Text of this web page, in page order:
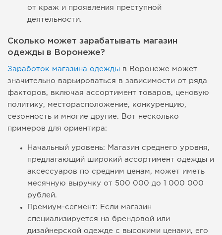
от краж и проявления преступной
деятельности.
Сколько может зарабатывать магазин
одежды в Воронеже?
Заработок магазина одежды в Воронеже может
значительно варьироваться в зависимости от ряда
факторов, включая ассортимент товаров, ценовую
политику, месторасположение, конкуренцию,
сезонность и многие другие. Вот несколько
примеров для ориентира:
Начальный уровень: Магазин среднего уровня,
предлагающий широкий ассортимент одежды и
аксессуаров по средним ценам, может иметь
месячную выручку от 500 000 до 1 000 000
рублей.
Премиум-сегмент: Если магазин
специализируется на брендовой или
дизайнерской одежде с высокими ценами, его